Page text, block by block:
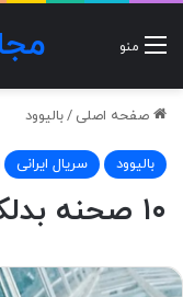
منو
صفحه اصلی /بالیوود
بالیوود سریال ایرانی
۱۰ صحنه‌ بدلکاری برتر تاریخ سینما